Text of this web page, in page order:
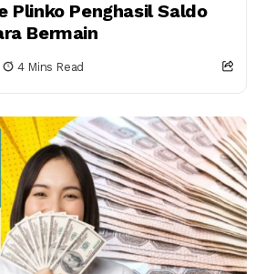
Plinko Penghasil Saldo
Bermain
4 Mins Read